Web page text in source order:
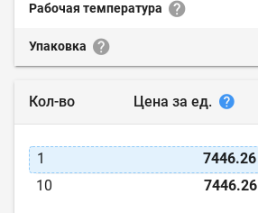
Рабочая температура
Упаковка
Кол-во Цена за ед.
1 7446.26
10
7446.26